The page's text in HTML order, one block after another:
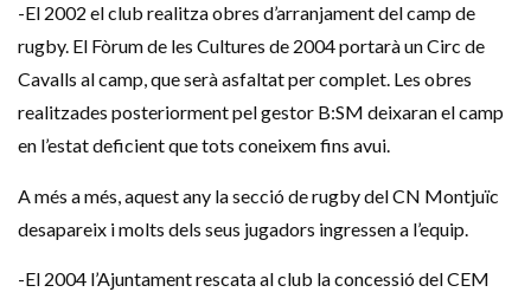
-El 2002 el club realitza obres d’arranjament del camp de
rugby. El Fòrum de les Cultures de 2004 portarà un Circ de
Cavalls al camp, que serà asfaltat per complet. Les obres
realitzades posteriorment pel gestor B:SM deixaran el camp
en l’estat deficient que tots coneixem fins avui.
A més a més, aquest any la secció de rugby del CN Montjuïc
desapareix i molts dels seus jugadors ingressen a l’equip.
-El 2004 l’Ajuntament rescata al club la concessió del CEM